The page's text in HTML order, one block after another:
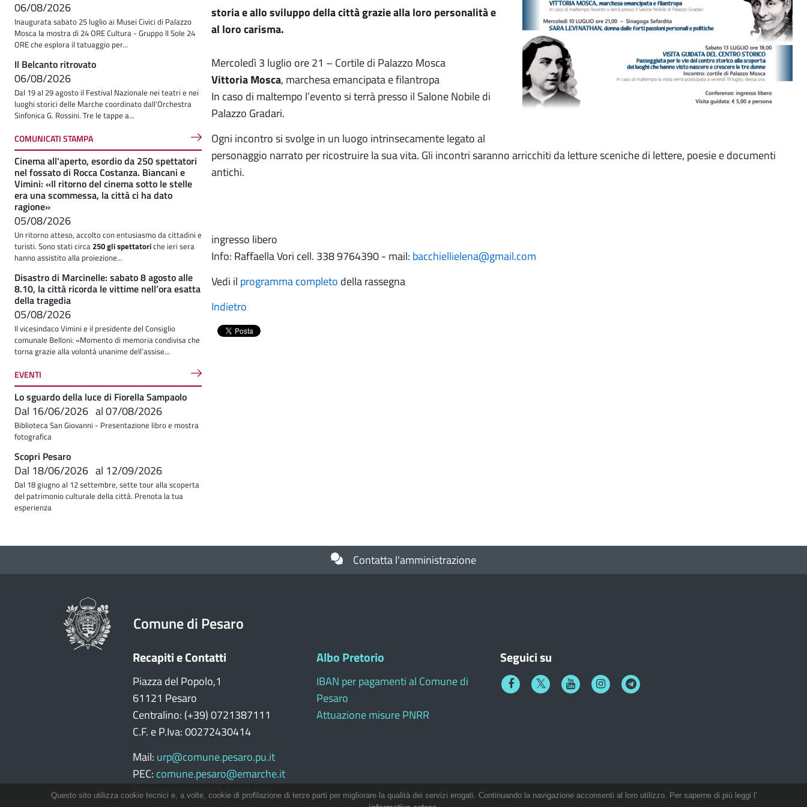
storia e allo sviluppo della città grazie alla loro personalità e
al loro carisma.
Mercoledì 3 luglio ore 21 – Cortile di Palazzo Mosca
Vittoria Mosca, marchesa emancipata e filantropa
In caso di maltempo l’evento si terrà presso il Salone Nobile di
Palazzo Gradari.
Ogni incontro si svolge in un luogo intrinsecamente legato al
personaggio narrato per ricostruire la sua vita. Gli incontri saranno arricchiti da letture sceniche di lettere, poesie e documenti
antichi.
ingresso libero
Info: Raffaella Vori cell. 338 9764390 - mail: bacchiellielena@gmail.com
Vedi il programma completo della rassegna
Indietro
06/08/2026
Inaugurata sabato 25 luglio ai Musei Civici di Palazzo
Mosca la mostra di 24 ORE Cultura - Gruppo Il Sole 24
ORE che esplora il tatuaggio per...
Il Belcanto ritrovato
06/08/2026
Dal 19 al 29 agosto il Festival Nazionale nei teatri e nei
luoghi storici delle Marche coordinato dall’Orchestra
Sinfonica G. Rossini. Tre le tappe a...
COMUNICATI STAMPA
Cinema all'aperto, esordio da 250 spettatori
nel fossato di Rocca Costanza. Biancani e
Vimini: «Il ritorno del cinema sotto le stelle
era una scommessa, la città ci ha dato
ragione»
05/08/2026
Un ritorno atteso, accolto con entusiasmo da cittadini e
turisti. Sono stati circa250 gli spettatoriche ieri sera
hanno assistito alla proiezione...
Disastro di Marcinelle: sabato 8 agosto alle
8.10, la città ricorda le vittime nell’ora esatta
della tragedia
05/08/2026
Il vicesindaco Vimini e il presidente del Consiglio
comunale Belloni: «Momento di memoria condivisa che
torna grazie alla volontà unanime dell’assise...
EVENTI
Lo sguardo della luce di Fiorella Sampaolo
Dal 16/06/2026 al07/08/2026
Biblioteca San Giovanni - Presentazione libro e mostra
fotografica
Scopri Pesaro
Dal 18/06/2026 al 12/09/2026
Dal 18 giugno al 12 settembre, sette tour alla scoperta
del patrimonio culturale della città. Prenota la tua
esperienza
Contatta l'amministrazione
Comune di Pesaro
Recapiti e Contatti
Piazza del Popolo,1
61121 Pesaro
Centralino: (+39) 0721387111
C.F. e P.Iva: 00272430414
Mail: urp@comune.pesaro.pu.it
PEC: comune.pesaro@emarche.it
Amministrazione Trasparente
Albo Pretorio
IBAN per pagamenti al Comune di
Pesaro
Attuazione misure PNRR
Seguici su
FacebookTwitter YoutubeInstagramTelegram
Questo sito utilizza cookie tecnici e, a volte, cookie di profilazione di terze parti per migliorare la qualità dei servizi erogati. Continuando la navigazione acconsenti al loro utilizzo. Per saperne di più leggi l'